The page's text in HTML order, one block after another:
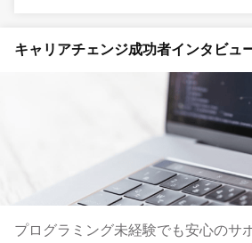
キャリアチェンジ成功者インタビュ
プログラミング未経験でも安心のサ